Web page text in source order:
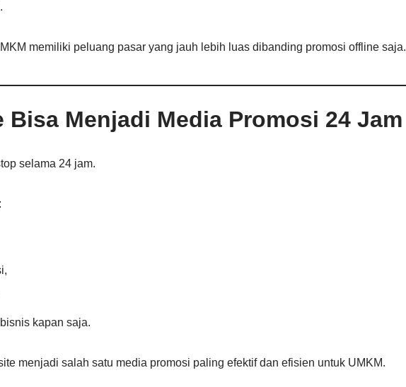
memiliki peluang pasar yang jauh lebih luas dibanding promosi offline saja.
Bisa Menjadi Media Promosi 24 Jam
selama 24 jam.
kapan saja.
menjadi salah satu media promosi paling efektif dan efisien untuk UMKM.